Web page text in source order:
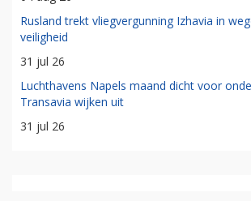
Rusland trekt vliegvergunning Izhavia in
veiligheid
31 jul 26
Luchthavens Napels maand dicht voor
Transavia wijken uit
31 jul 26